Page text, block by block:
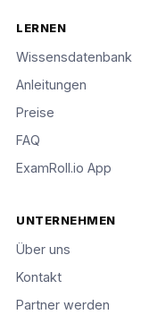
LERNEN
Wissensdatenbank
Anleitungen
Preise
FAQ
ExamRoll.io App
UNTERNEHMEN
Über uns
Kontakt
Partner werden